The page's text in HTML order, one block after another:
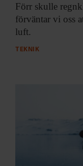
Förr skulle
förväntar vi oss
luft.
TEKNIK